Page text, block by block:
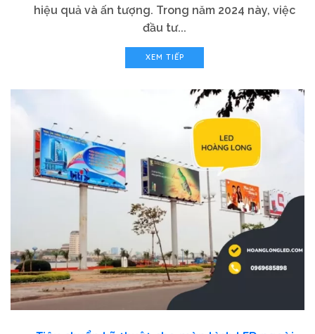
hiệu quả và ấn tượng. Trong năm 2024 này, việc
đầu tư...
XEM TIẾP